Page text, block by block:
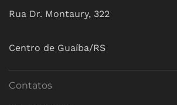
Rua Dr. Montaury, 322
Centro de Guaíba/RS
Contatos